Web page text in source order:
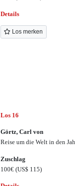
Details
Los merken
Los 16
Görtz, Carl von
Reise um die Welt in den
Zuschlag
100€ (US$ 115)